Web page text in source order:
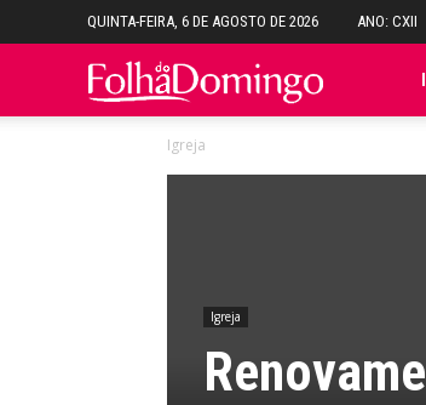
QUINTA-FEIRA, 6 DE AGOSTO DE 2026 ANO: CXII
Folha
Igreja
Igreja